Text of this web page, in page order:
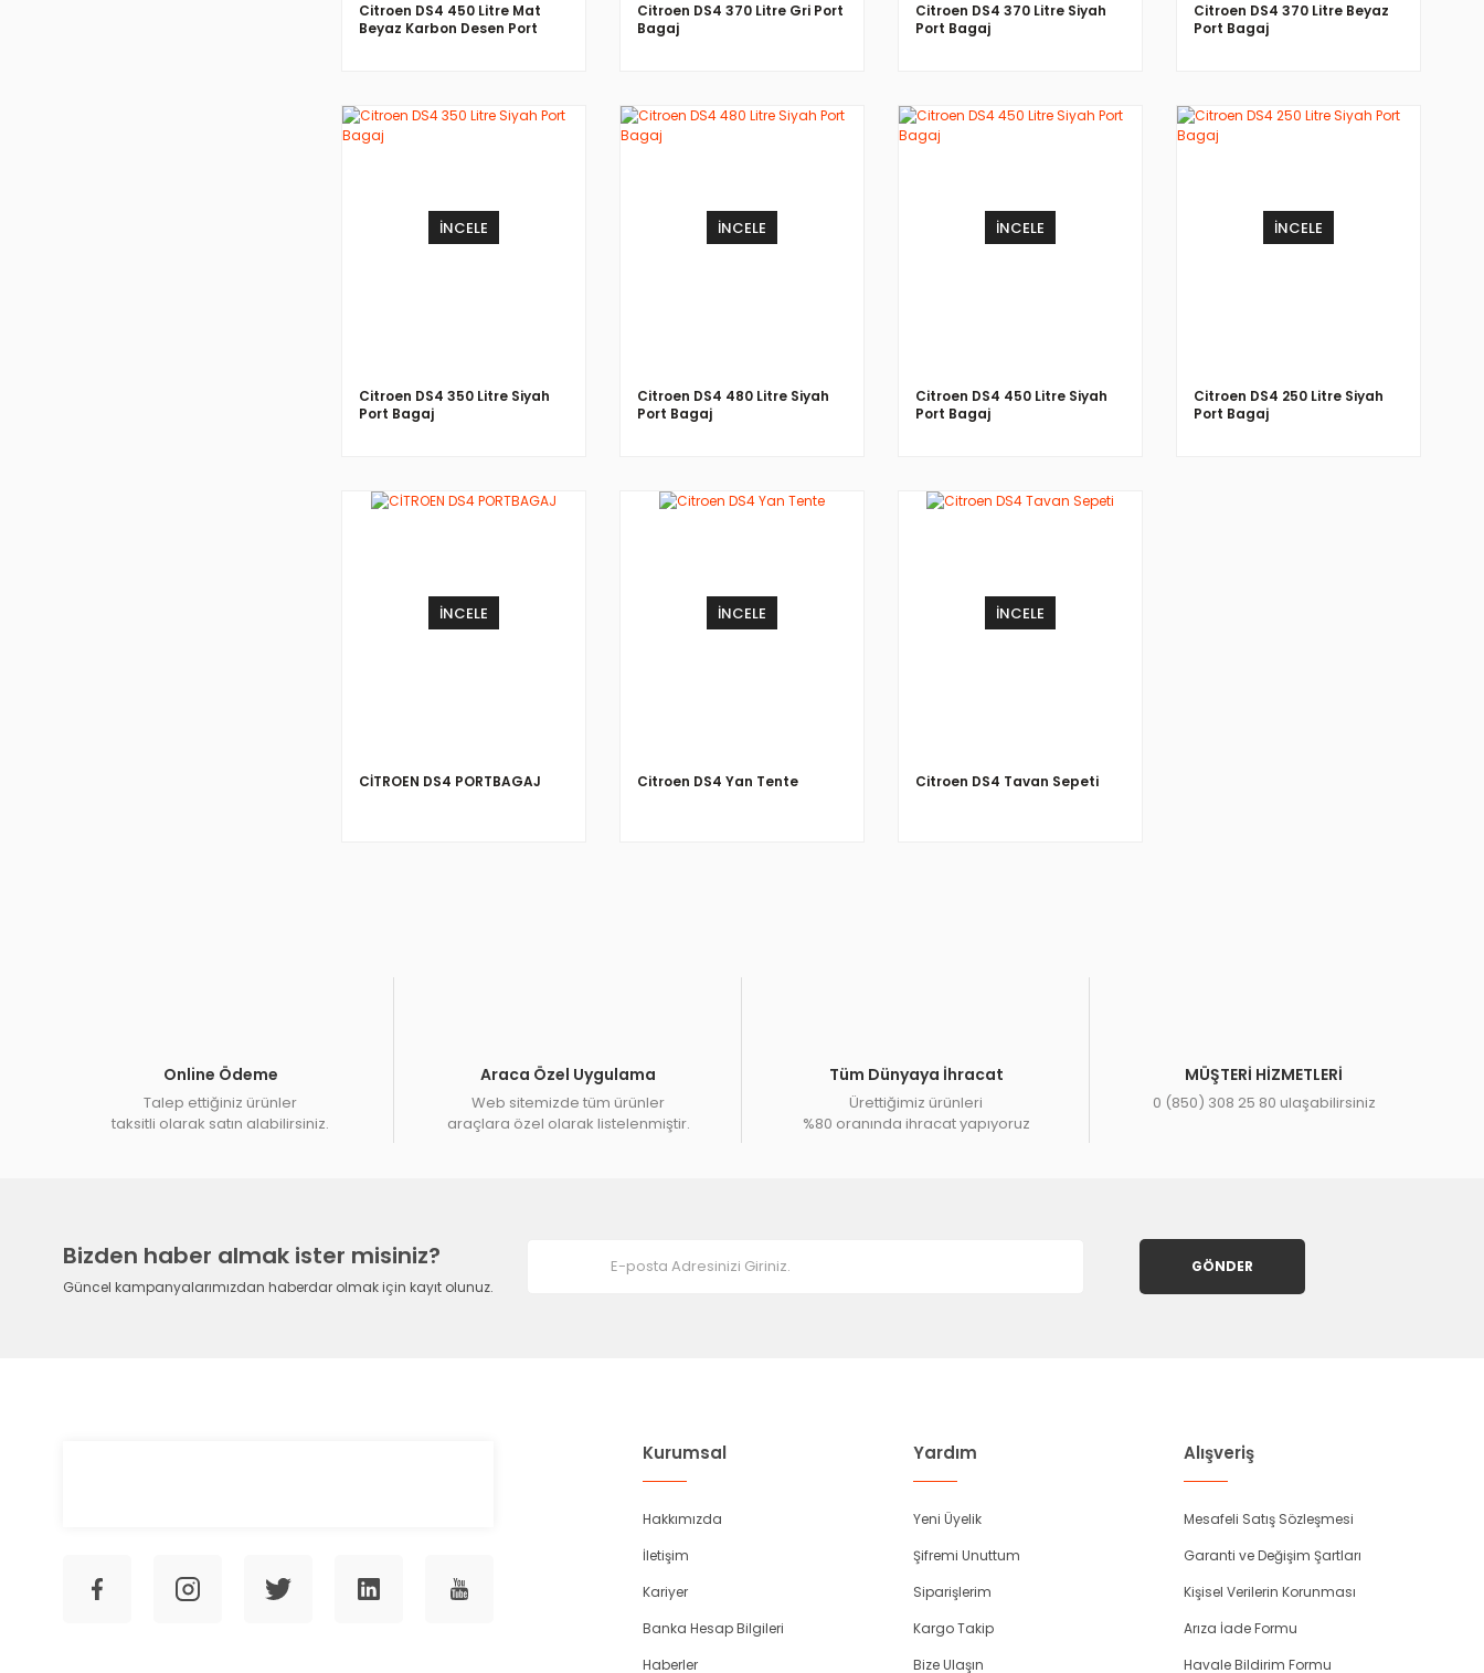
Citroen DS4 450 Litre Mat
Beyaz Karbon Desen Port
Citroen DS4 370 Litre Gri Port
Bagaj
Citroen DS4 370 Litre Siyah
Port Bagaj
Citroen DS4 370 Litre Beyaz
Port Bagaj
İNCELE
Citroen DS4 350 Litre Siyah
Port Bagaj
İNCELE
Citroen DS4 480 Litre Siyah
Port Bagaj
İNCELE
Citroen DS4 450 Litre Siyah
Port Bagaj
İNCELE
Citroen DS4 250 Litre Siyah
Port Bagaj
İNCELE
CİTROEN DS4 PORTBAGAJ
İNCELE
Citroen DS4 Yan Tente
İNCELE
Citroen DS4 Tavan Sepeti
Online Ödeme
Talep ettiğiniz ürünler
taksitli olarak satın alabilirsiniz.
Araca Özel Uygulama
Web sitemizde tüm ürünler
araçlara özel olarak listelenmiştir.
Tüm Dünyaya İhracat
Ürettiğimiz ürünleri
%80 oranında ihracat yapıyoruz
MÜŞTERİ HİZMETLERİ
0 (850) 308 25 80 ulaşabilirsiniz
Bizden haber almak ister misiniz?
Güncel kampanyalarımızdan haberdar olmak için kayıt olunuz.
GÖNDER
Kurumsal
Hakkımızda
İletişim
Kariyer
Banka Hesap Bilgileri
Haberler
Yardım
Yeni Üyelik
Şifremi Unuttum
Siparişlerim
Kargo Takip
Bize Ulaşın
Alışveriş
Mesafeli Satış Sözleşmesi
Garanti ve Değişim Şartları
Kişisel Verilerin Korunması
Arıza İade Formu
Havale Bildirim Formu